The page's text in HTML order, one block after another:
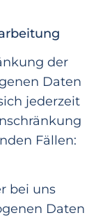
der
Daten
jederzeit
Fällen:
bei uns
Daten